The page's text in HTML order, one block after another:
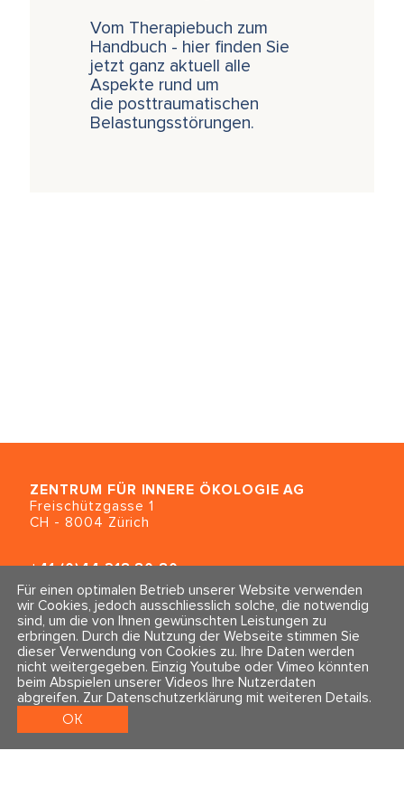
Vom Therapiebuch zum
Handbuch - hier finden Sie
jetzt ganz aktuell alle
Aspekte rund um
die posttraumatischen
Belastungsstörungen.
ZENTRUM FÜR INNERE ÖKOLOGIE AG
Freischützgasse 1
CH - 8004 Zürich
+41 (0)44 218 80 80
info@traumahealing.ch
info@polarity.se
Kontakt & Info
Newsletter
Impressum & Datenschutz
AGBs
Folge uns
Für einen optimalen Betrieb unserer Website verwenden
wir Cookies, jedoch ausschliesslich solche, die notwendig
sind, um die von Ihnen gewünschten Leistungen zu
erbringen. Durch die Nutzung der Webseite stimmen Sie
dieser Verwendung von Cookies zu. Ihre Daten werden
nicht weitergegeben. Einzig Youtube oder Vimeo könnten
beim Abspielen unserer Videos Ihre Nutzerdaten
abgreifen. Zur Datenschutzerklärung mit weiteren Details.
OK